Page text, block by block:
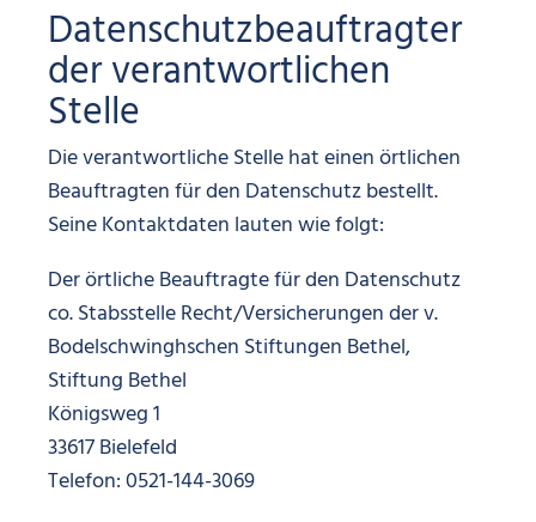
Datenschutzbeauftragter
der verantwortlichen
Stelle
Die verantwortliche Stelle hat einen örtlichen
Beauftragten für den Datenschutz bestellt.
Seine Kontaktdaten lauten wie folgt:
Der örtliche Beauftragte für den Datenschutz
co. Stabsstelle Recht/Versicherungen der v.
Bodelschwinghschen Stiftungen Bethel,
Stiftung Bethel
Königsweg 1
33617 Bielefeld
Telefon: 0521-144-3069